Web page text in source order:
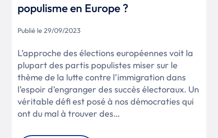
populisme en Europe ?
Publié le 29/09/2023
L’approche des élections européennes voit la
plupart des partis populistes miser sur le
thème de la lutte contre l’immigration dans
l’espoir d’engranger des succès électoraux. Un
véritable défi est posé à nos démocraties qui
ont du mal à trouver des…